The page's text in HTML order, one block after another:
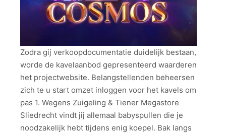
Zodra gij verkoopdocumentatie duidelijk bestaan,
worde de kavelaanbod gepresenteerd waarderen
het projectwebsite. Belangstellenden beheersen
zich te u start omzet inloggen voor het kavels om
pas 1. Wegens Zuigeling & Tiener Megastore
Sliedrecht vindt jij allemaal babyspullen die je
noodzakelijk hebt tijdens enig koepel. Bak langs